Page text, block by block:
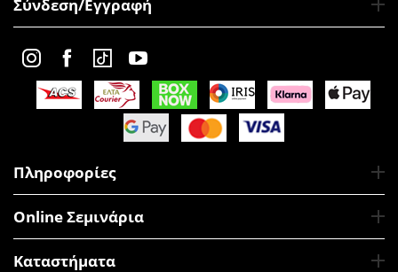
Σύνδεση/Εγγραφή
Πληροφορίες
Online Σεμινάρια
Καταστήματα